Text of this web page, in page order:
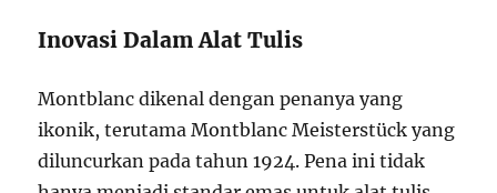
Inovasi Dalam Alat Tulis
Montblanc dikenal dengan penanya yang
ikonik, terutama Montblanc Meisterstück yang
diluncurkan pada tahun 1924. Pena ini tidak